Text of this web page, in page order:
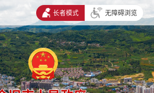
长者模式 无障碍浏览